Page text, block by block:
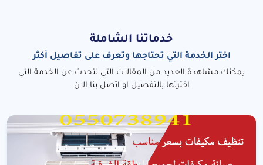
خدماتنا الشاملة
اختر الخدمة التي تحتاجها وتعرف على تفاصيل أكثر
يمكنك مشاهدة العديد من المقالات التي تتحدث عن الخدمة التي
اخترتها بالتفصيل او اتصل بنا الان